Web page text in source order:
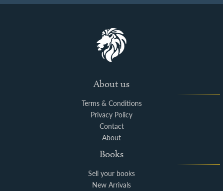
About us
Terms & Conditions
Privacy Policy
Contact
About
Books
Sell your books
New Arrivals